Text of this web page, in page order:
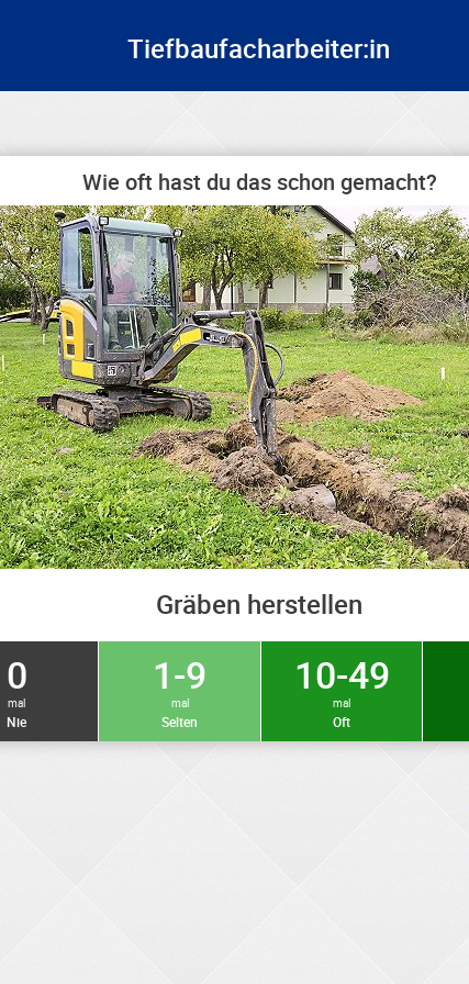
Tiefbaufacharbeiter:in
Wie oft hast du das schon gemacht?
Gräben herstellen
0
mal
Nie
1-9
mal
Selten
10-49
mal
Oft